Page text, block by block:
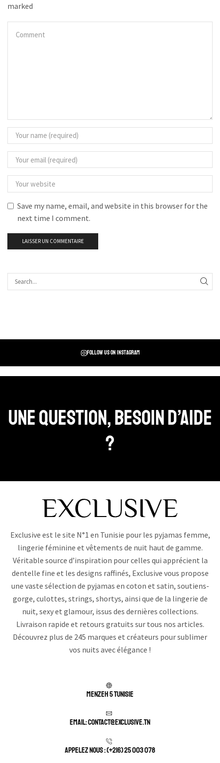
marked
Save my name, email, and website in this browser for the
next time I comment.
Follow us on instagram
Une question, Besoin d’aide
?
Exclusive est le site N°1 en Tunisie pour les pyjamas femme,
lingerie féminine et vêtements de nuit haut de gamme.
Véritable source d’inspiration pour celles qui apprécient la
dentelle fine et les designs raffinés, Exclusive vous propose
une vaste sélection de pyjamas en coton et satin, soutiens-
gorge, culottes, strings, shortys, ainsi que de la lingerie de
nuit, sexy et glamour, issus des dernières collections.
Livraison rapide et retours gratuits sur tous nos articles.
Découvrez plus de 245 marques et créateurs pour sublimer
vos nuits avec élégance !
Menzeh 5 TUNISIE
Email: contact@exclusive.tn
APPELEZ NOUS : (+216) 25 003 078